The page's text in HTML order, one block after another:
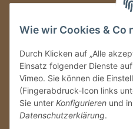
Wie wir Cookies & Co
Durch Klicken auf „Alle
Einsatz folgender Dienste
Vimeo. Sie können die
(Fingerabdruck-Icon links
Sie unter Konfigurieren und
Datenschutzerklärung.